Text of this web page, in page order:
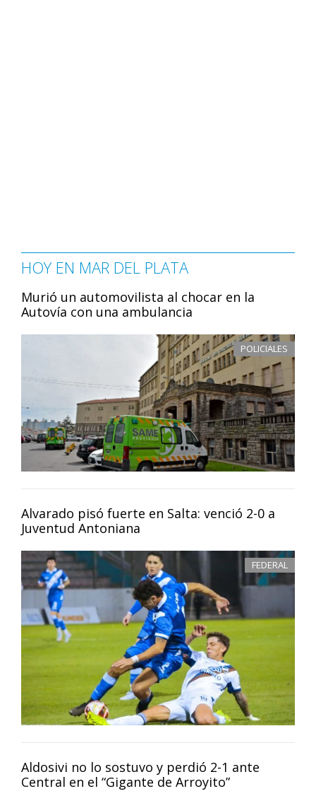
HOY EN MAR DEL PLATA
Murió un automovilista al chocar en la
Autovía con una ambulancia
POLICIALES
Alvarado pisó fuerte en Salta: venció 2-0 a
Juventud Antoniana
FEDERAL
Aldosivi no lo sostuvo y perdió 2-1 ante
Central en el “Gigante de Arroyito”